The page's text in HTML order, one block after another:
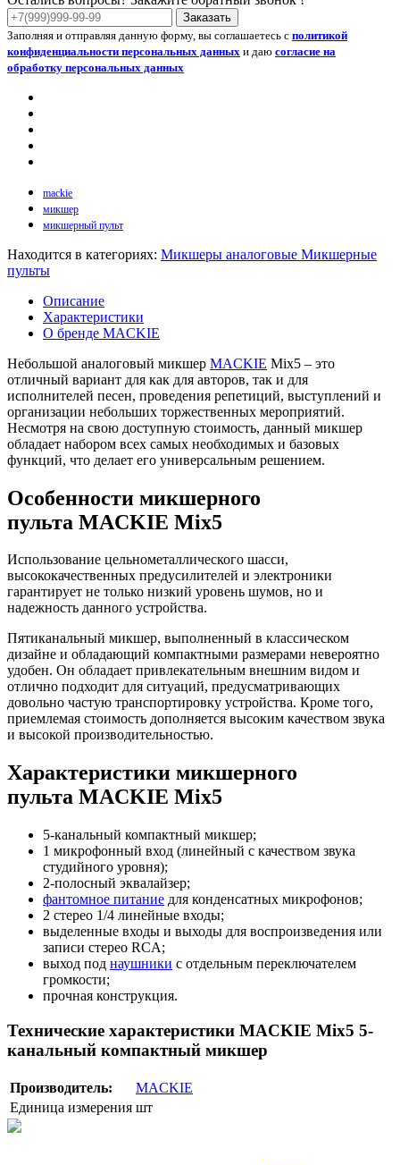
Заказать
Заполняя и отправляя данную форму, вы соглашаетесь с политикой
конфиденциальности персональных данных и даю согласие на
обработку персональных данных
mackie
микшер
микшерный пульт
Находится в категориях: Микшеры аналоговые Микшерные
пульты
Описание
Характеристики
О бренде MACKIE
Небольшой аналоговый микшер MACKIE Mix5 – это
отличный вариант для как для авторов, так и для
исполнителей песен, проведения репетиций, выступлений и
организации небольших торжественных мероприятий.
Несмотря на свою доступную стоимость, данный микшер
обладает набором всех самых необходимых и базовых
функций, что делает его универсальным решением.
Особенности микшерного
пульта MACKIE Mix5
Использование цельнометаллического шасси,
высококачественных предусилителей и электроники
гарантирует не только низкий уровень шумов, но и
надежность данного устройства.
Пятиканальный микшер, выполненный в классическом
дизайне и обладающий компактными размерами невероятно
удобен. Он обладает привлекательным внешним видом и
отлично подходит для ситуаций, предусматривающих
довольно частую транспортировку устройства. Кроме того,
приемлемая стоимость дополняется высоким качеством звука
и высокой производительностью.
Характеристики микшерного
пульта MACKIE Mix5
5-канальный компактный микшер;
1 микрофонный вход (линейный с качеством звука
студийного уровня);
2-полосный эквалайзер;
фантомное питание для конденсатных микрофонов;
2 стерео 1/4 линейные входы;
выделенные входы и выходы для воспроизведения или
записи стерео RCA;
выход под наушники с отдельным переключателем
громкости;
прочная конструкция.
Технические характеристики MACKIE Mix5 5-
канальный компактный микшер
Производитель:
MACKIE
Единица измерения шт